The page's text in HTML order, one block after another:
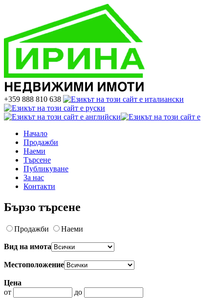
+359 888 810 638
Начало
Продажби
Наеми
Търсене
Публикуване
За нас
Контакти
Бързо търсене
Продажби Наеми
Вид на имота
Местоположение
Цена
от
до